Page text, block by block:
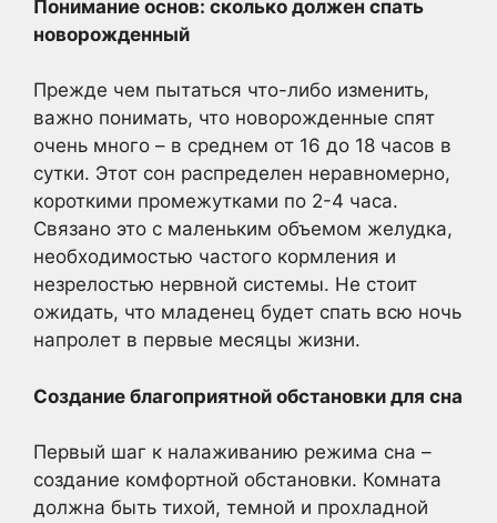
Понимание основ: сколько должен спать
новорожденный
Прежде чем пытаться что-либо изменить,
важно понимать, что новорожденные спят
очень много – в среднем от 16 до 18 часов в
сутки. Этот сон распределен неравномерно,
короткими промежутками по 2-4 часа.
Связано это с маленьким объемом желудка,
необходимостью частого кормления и
незрелостью нервной системы. Не стоит
ожидать, что младенец будет спать всю ночь
напролет в первые месяцы жизни.
Создание благоприятной обстановки для сна
Первый шаг к налаживанию режима сна –
создание комфортной обстановки. Комната
должна быть тихой, темной и прохладной